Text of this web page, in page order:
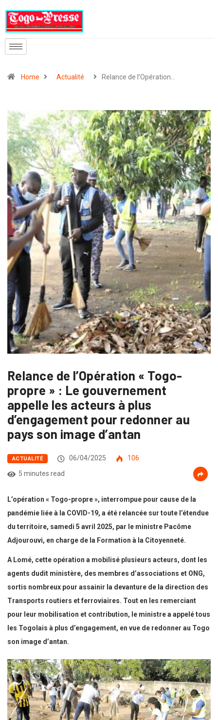
Home Actualité Relance de l’Opération…
Relance de l’Opération « Togo-
propre » : Le gouvernement
appelle les acteurs à plus
d’engagement pour redonner au
pays son image d’antan
ACTUALITÉ 06/04/2025
106
5 minutes read
L’opération « Togo-propre », interrompue pour cause de la
pandémie liée à la COVID-19, a été relancée sur toute l’étendue
du territoire, samedi 5 avril 2025, par le ministre Pacôme
Adjourouvi, en charge de la Formation à la Citoyenneté.
A Lomé, cette opération a mobilisé plusieurs acteurs, dont les
agents dudit ministère, des membres d’associations et ONG,
sortis nombreux pour assainir la devanture de la direction des
Transports routiers et ferroviaires. Tout en les remerciant
pour leur mobilisation et contribution, le ministre a appelé tous
les Togolais à plus d’engagement, en vue de redonner au Togo
son image d’antan.